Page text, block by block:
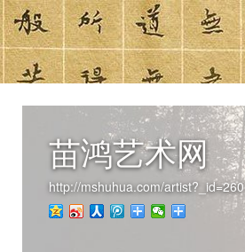
苗鸿艺术网
http://mshuhua.com/artist?_id=260